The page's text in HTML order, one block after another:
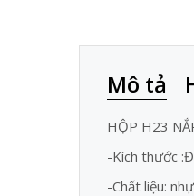
Mô tả
HỘP H23
-Kích thước
-Chất liệu: